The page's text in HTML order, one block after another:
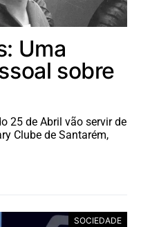
Uma
sobre
25 de Abril vão servir de
Clube de Santarém,
SOCIEDADE